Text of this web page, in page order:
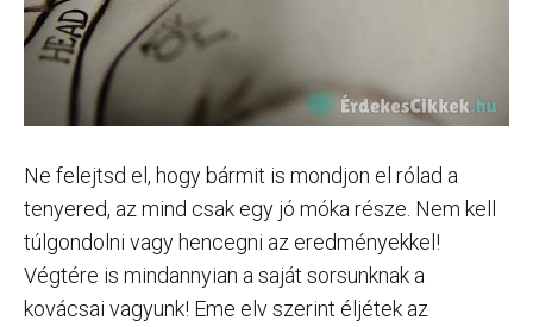
Ne felejtsd el, hogy bármit is mondjon el rólad a
tenyered, az mind csak egy jó móka része. Nem kell
túlgondolni vagy hencegni az eredményekkel!
Végtére is mindannyian a saját sorsunknak a
kovácsai vagyunk! Eme elv szerint éljétek az